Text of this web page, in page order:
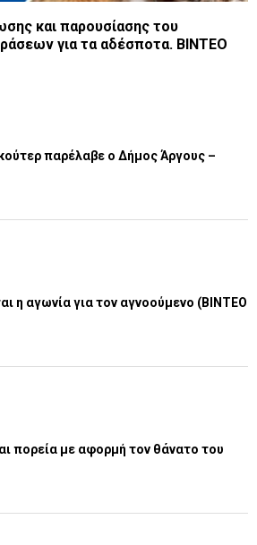
και παρουσίασης του
για τα αδέσποτα. ΒΙΝΤΕΟ
παρέλαβε o Δήμος Άργους –
η αγωνία για τον αγνοούμενο (ΒΙΝΤΕΟ
πορεία με αφορμή τον θάνατο του